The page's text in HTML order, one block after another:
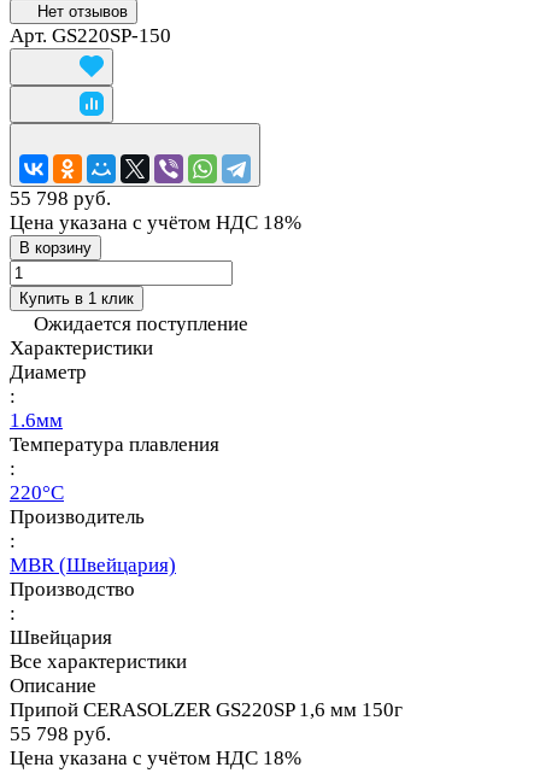
Нет отзывов
Арт. GS220SP-150
55 798 руб.
Цена указана с учётом НДС 18%
В корзину
Купить в 1 клик
Ожидается поступление
Характеристики
Диаметр
:
1.6мм
Температура плавления
:
220°C
Производитель
:
MBR (Швейцария)
Производство
:
Швейцария
Все характеристики
Описание
Припой CERASOLZER GS220SP 1,6 мм 150г
55 798 руб.
Цена указана с учётом НДС 18%